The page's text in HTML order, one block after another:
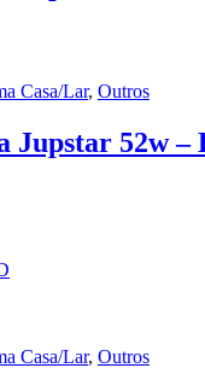
Casa/Lar, Outros
Jupstar 52w –
Casa/Lar, Outros